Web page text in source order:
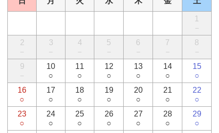
1
－
2
－
3
－
4
－
5
－
6
－
7
－
8
－
9
－
10
○
11
○
12
○
13
○
14
○
15
○
16
○
17
○
18
○
19
○
20
○
21
○
22
○
23
○
24
○
25
○
26
○
27
○
28
○
29
○